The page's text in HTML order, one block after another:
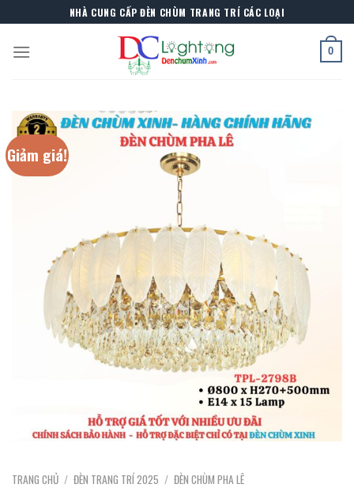
to
content
NHÀ CUNG CẤP ĐÈN CHÙM TRANG TRÍ CÁC LOẠI
0
Giảm giá!
TRANG CHỦ / ĐÈN TRANG TRÍ 2025 / ĐÈN CHÙM PHA LÊ